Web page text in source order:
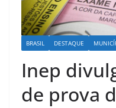
BRASIL DESTAQUE
Inep
de prova